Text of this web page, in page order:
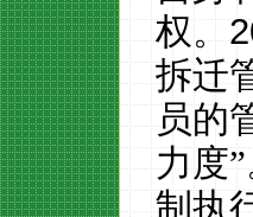
权。
拆迁
员的
力度
制执